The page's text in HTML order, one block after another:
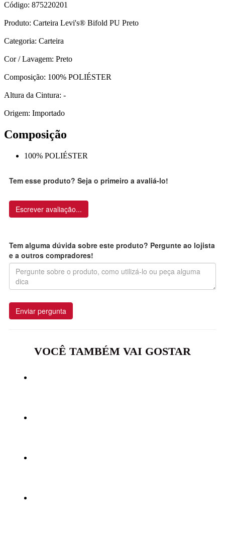
Código: 875220201
Produto: Carteira Levi's® Bifold PU Preto
Categoria: Carteira
Cor / Lavagem: Preto
Composição: 100% POLIÉSTER
Altura da Cintura: -
Origem: Importado
Composição
100% POLIÉSTER
Tem esse produto? Seja o primeiro a avaliá-lo!
Escrever avaliação...
Tem alguma dúvida sobre este produto? Pergunte ao lojista
e a outros compradores!
Enviar pergunta
VOCÊ TAMBÉM VAI GOSTAR